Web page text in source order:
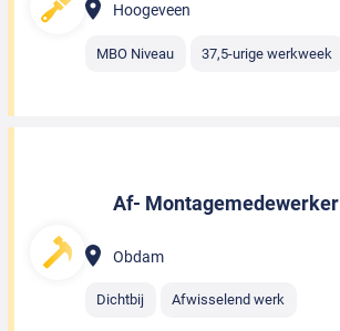
Hoogeveen
MBO Niveau 37,5-urige werkweek
Af- Montagemedewerker
Obdam
Dichtbij Afwisselend werk